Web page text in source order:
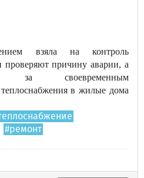
взяла на контроль
проверяют причину аварии, а
за своевременным
в жилые дома
#ремонт